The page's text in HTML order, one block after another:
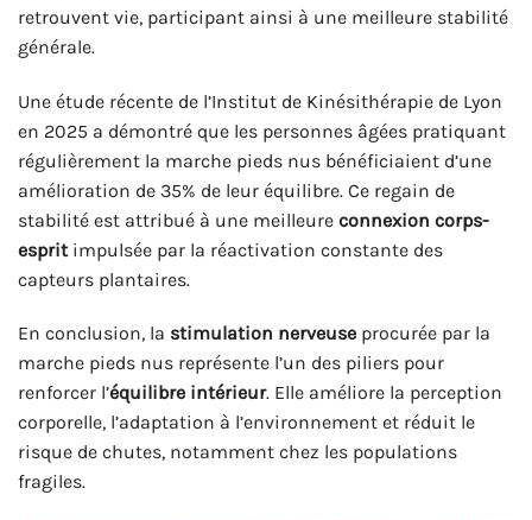
retrouvent vie, participant ainsi à une meilleure stabilité
générale.
Une étude récente de l’Institut de Kinésithérapie de Lyon
en 2025 a démontré que les personnes âgées pratiquant
régulièrement la marche pieds nus bénéficiaient d’une
amélioration de 35% de leur équilibre. Ce regain de
stabilité est attribué à une meilleure connexion corps-
esprit impulsée par la réactivation constante des
capteurs plantaires.
En conclusion, la stimulation nerveuse procurée par la
marche pieds nus représente l’un des piliers pour
renforcer l’équilibre intérieur. Elle améliore la perception
corporelle, l’adaptation à l’environnement et réduit le
risque de chutes, notamment chez les populations
fragiles.